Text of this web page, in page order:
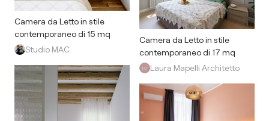
Camera da Letto in stile
contemporaneo di 15 mq
Studio MAC
Camera da Letto in stile
contemporaneo di 17 mq
Laura Mapelli Architetto